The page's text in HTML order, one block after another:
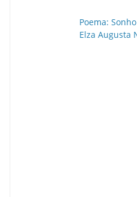
Poema:
Elza Augusta